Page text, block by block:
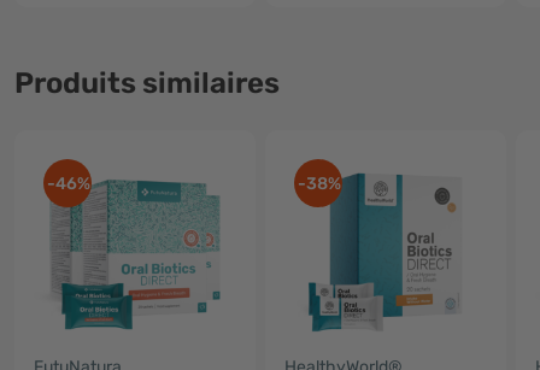
Produits similaires
-46% -38%